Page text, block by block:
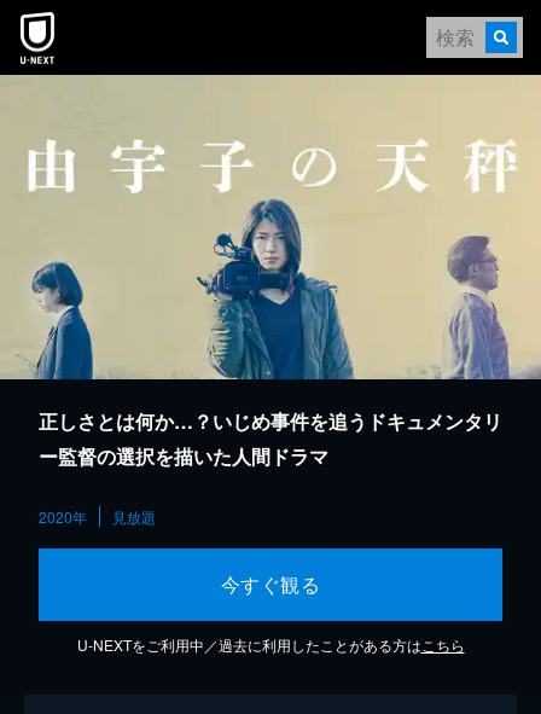
本文へスキップ
正しさとは何か…？いじめ事件を追うドキュメンタリ
ー監督の選択を描いた人間ドラマ
2020年 見放題
今すぐ観る
U-NEXTをご利用中／過去に利用したことがある方は こちら